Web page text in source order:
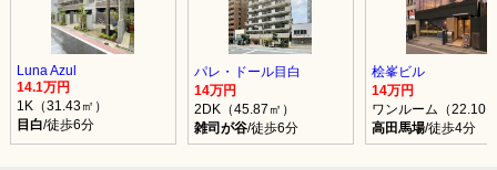
Luna Azul
14.1万円
1K（31.43㎡）
目白/徒歩6分
パレ・ドール目白
14万円
2DK（45.87㎡）
雑司が谷/徒歩6分
桧峯ビル
14万円
ワンルーム（22.10
高田馬場/徒歩4分